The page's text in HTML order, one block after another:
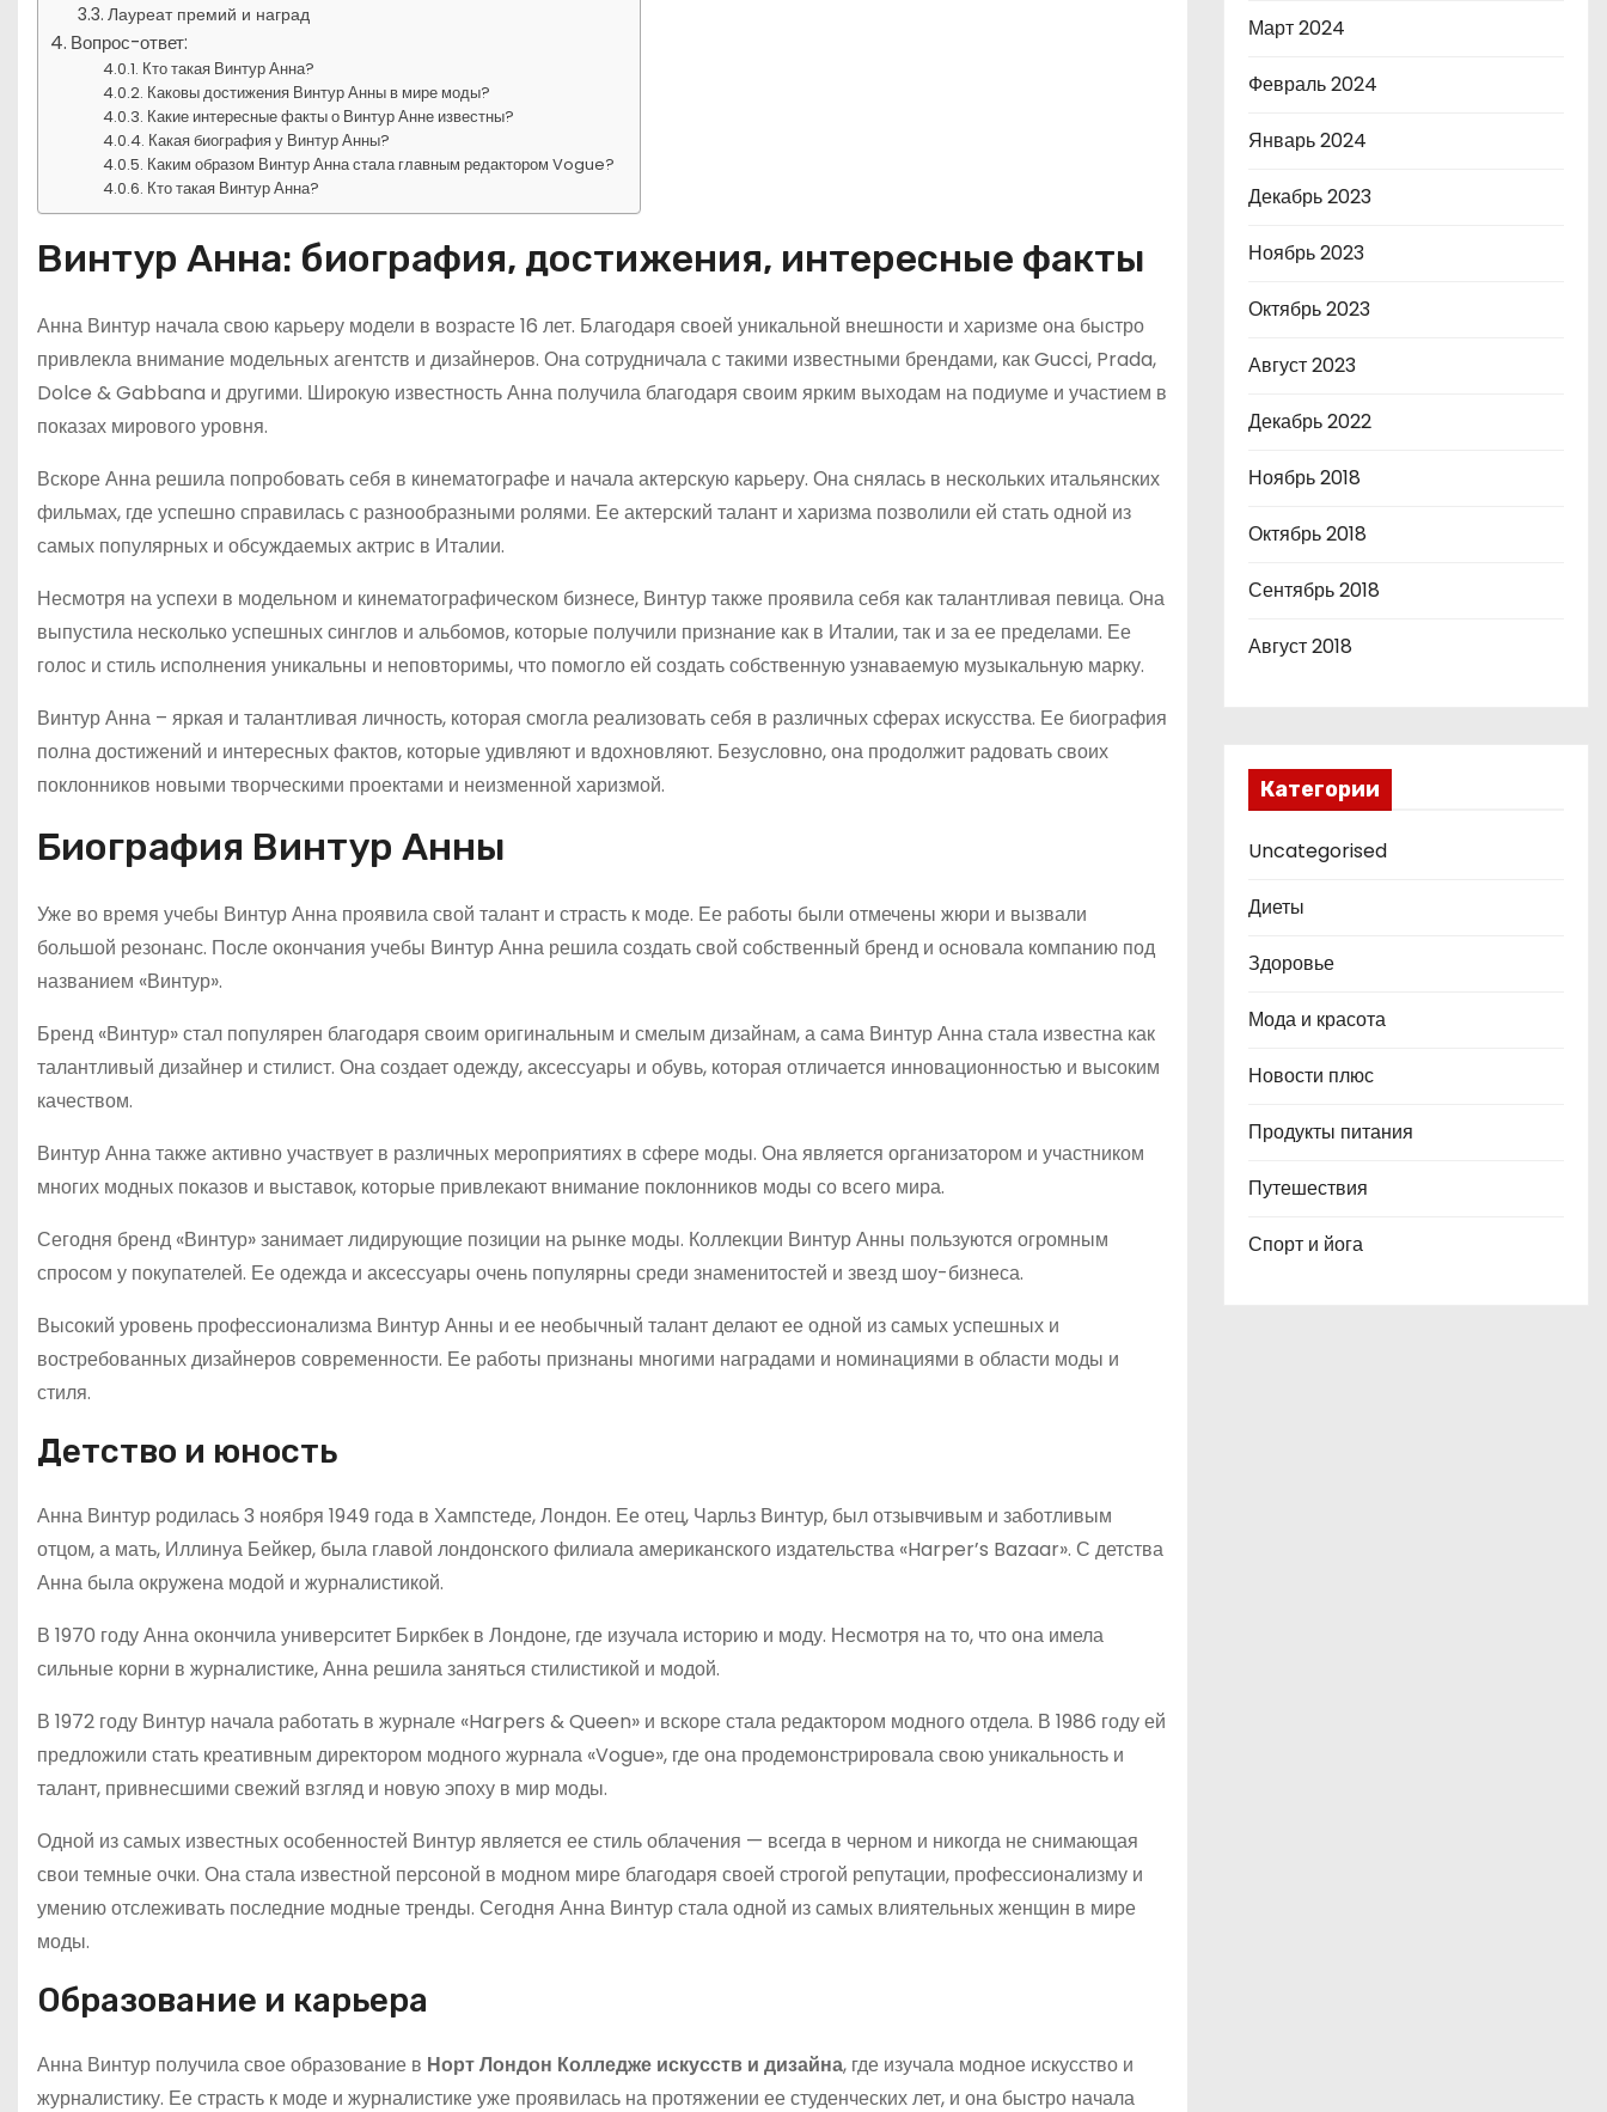
Лауреат премий и наград
Вопрос-ответ:
Кто такая Винтур Анна?
Каковы достижения Винтур Анны в мире моды?
Какие интересные факты о Винтур Анне известны?
Какая биография у Винтур Анны?
Каким образом Винтур Анна стала главным редактором Vogue?
Кто такая Винтур Анна?
Винтур Анна: биография, достижения, интересные факты
Анна Винтур начала свою карьеру модели в возрасте 16 лет. Благодаря своей уникальной внешности и харизме она быстро
привлекла внимание модельных агентств и дизайнеров. Она сотрудничала с такими известными брендами, как Gucci, Prada,
Dolce & Gabbana и другими. Широкую известность Анна получила благодаря своим ярким выходам на подиуме и участием в
показах мирового уровня.
Вскоре Анна решила попробовать себя в кинематографе и начала актерскую карьеру. Она снялась в нескольких итальянских
фильмах, где успешно справилась с разнообразными ролями. Ее актерский талант и харизма позволили ей стать одной из
самых популярных и обсуждаемых актрис в Италии.
Несмотря на успехи в модельном и кинематографическом бизнесе, Винтур также проявила себя как талантливая певица. Она
выпустила несколько успешных синглов и альбомов, которые получили признание как в Италии, так и за ее пределами. Ее
голос и стиль исполнения уникальны и неповторимы, что помогло ей создать собственную узнаваемую музыкальную марку.
Винтур Анна – яркая и талантливая личность, которая смогла реализовать себя в различных сферах искусства. Ее биография
полна достижений и интересных фактов, которые удивляют и вдохновляют. Безусловно, она продолжит радовать своих
поклонников новыми творческими проектами и неизменной харизмой.
Биография Винтур Анны
Уже во время учебы Винтур Анна проявила свой талант и страсть к моде. Ее работы были отмечены жюри и вызвали
большой резонанс. После окончания учебы Винтур Анна решила создать свой собственный бренд и основала компанию под
названием «Винтур».
Бренд «Винтур» стал популярен благодаря своим оригинальным и смелым дизайнам, а сама Винтур Анна стала известна как
талантливый дизайнер и стилист. Она создает одежду, аксессуары и обувь, которая отличается инновационностью и высоким
качеством.
Винтур Анна также активно участвует в различных мероприятиях в сфере моды. Она является организатором и участником
многих модных показов и выставок, которые привлекают внимание поклонников моды со всего мира.
Сегодня бренд «Винтур» занимает лидирующие позиции на рынке моды. Коллекции Винтур Анны пользуются огромным
спросом у покупателей. Ее одежда и аксессуары очень популярны среди знаменитостей и звезд шоу-бизнеса.
Высокий уровень профессионализма Винтур Анны и ее необычный талант делают ее одной из самых успешных и
востребованных дизайнеров современности. Ее работы признаны многими наградами и номинациями в области моды и
стиля.
Детство и юность
Анна Винтур родилась 3 ноября 1949 года в Хампстеде, Лондон. Ее отец, Чарльз Винтур, был отзывчивым и заботливым
отцом, а мать, Иллинуа Бейкер, была главой лондонского филиала американского издательства «Harper’s Bazaar». С детства
Анна была окружена модой и журналистикой.
В 1970 году Анна окончила университет Биркбек в Лондоне, где изучала историю и моду. Несмотря на то, что она имела
сильные корни в журналистике, Анна решила заняться стилистикой и модой.
В 1972 году Винтур начала работать в журнале «Harpers & Queen» и вскоре стала редактором модного отдела. В 1986 году ей
предложили стать креативным директором модного журнала «Vogue», где она продемонстрировала свою уникальность и
талант, привнесшими свежий взгляд и новую эпоху в мир моды.
Одной из самых известных особенностей Винтур является ее стиль облачения — всегда в черном и никогда не снимающая
свои темные очки. Она стала известной персоной в модном мире благодаря своей строгой репутации, профессионализму и
умению отслеживать последние модные тренды. Сегодня Анна Винтур стала одной из самых влиятельных женщин в мире
моды.
Образование и карьера
Анна Винтур получила свое образование в Норт Лондон Колледже искусств и дизайна, где изучала модное искусство и
журналистику. Ее страсть к моде и журналистике уже проявилась на протяжении ее студенческих лет, и она быстро начала
Март 2024
Февраль 2024
Январь 2024
Декабрь 2023
Ноябрь 2023
Октябрь 2023
Август 2023
Декабрь 2022
Ноябрь 2018
Октябрь 2018
Сентябрь 2018
Август 2018
Категории
Uncategorised
Диеты
Здоровье
Мода и красота
Новости плюс
Продукты питания
Путешествия
Спорт и йога